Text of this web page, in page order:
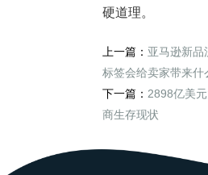
硬道理。
上一篇： 亚马逊新品
标签会给卖家带来什
下一篇： 2898亿美
商生存现状